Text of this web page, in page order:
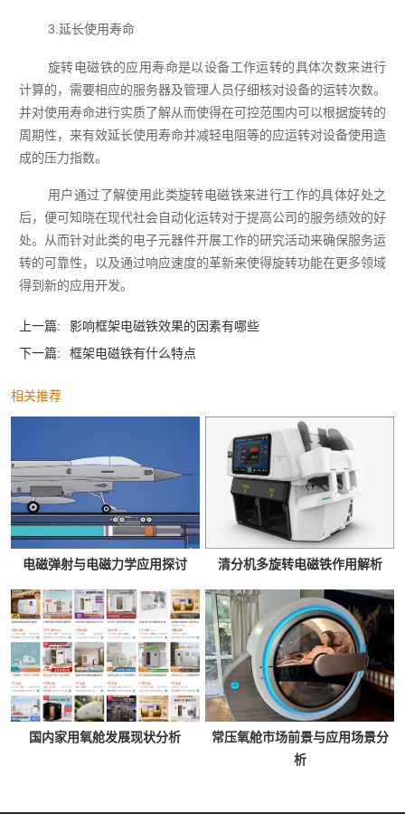
3.延长使用寿命
旋转电磁铁的应用寿命是以设备工作运转的具体次数来进行
计算的，需要相应的服务器及管理人员仔细核对设备的运转次数。
并对使用寿命进行实质了解从而使得在可控范围内可以根据旋转的
周期性，来有效延长使用寿命并减轻电阻等的应运转对设备使用造
成的压力指数。
用户通过了解使用此类旋转电磁铁来进行工作的具体好处之
后，便可知晓在现代社会自动化运转对于提高公司的服务绩效的好
处。从而针对此类的电子元器件开展工作的研究活动来确保服务运
转的可靠性，以及通过响应速度的革新来使得旋转功能在更多领域
得到新的应用开发。
上一篇:
影响框架电磁铁效果的因素有哪些
下一篇:
框架电磁铁有什么特点
相关推荐
电磁弹射与电磁力学应用探讨 清分机多旋转电磁铁作用解析
国内家用氧舱发展现状分析
常压氧舱市场前景与应用场景分
析